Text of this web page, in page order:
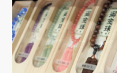
お買い物を